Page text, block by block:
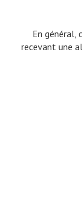
En général,
recevant une